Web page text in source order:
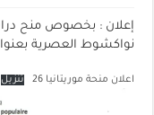
إعلان : بخصوص منح
نواكشوط العصرية بعنوان
اعلان منحة موريتانيا 26 تنزيل